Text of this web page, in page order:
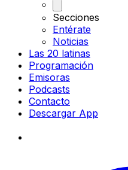
Secciones
Entérate
Noticias
Las 20 latinas
Programación
Emisoras
Podcasts
Contacto
Descargar App